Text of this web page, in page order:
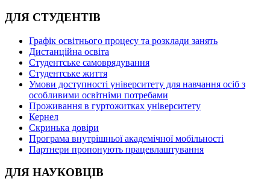
ДЛЯ СТУДЕНТІВ
Графік освітнього процесу та розклади занять
Дистанційна освіта
Студентське самоврядування
Студентське життя
Умови доступності університету для навчання осіб з
особливими освітніми потребами
Проживання в гуртожитках університету
Кернел
Скринька довіри
Програма внутрішньої академічної мобільності
Партнери пропонують працевлаштування
ДЛЯ НАУКОВЦІВ